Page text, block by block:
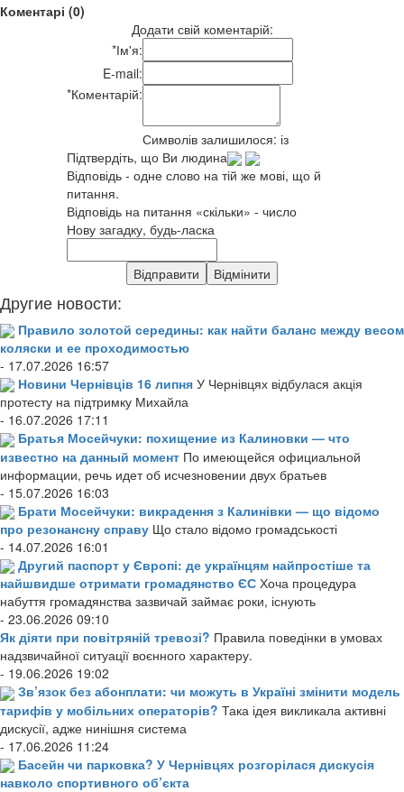
Коментарі (0)
Додати свій коментарій:
*Ім'я:
E-mail:
*Коментарій:
Символів залишилося: із
Підтвердіть, що Ви людина
Відповідь - одне слово на тій же мові, що й
питання.
Відповідь на питання «скільки» - число
Нову загадку, будь-ласка
Другие новости:
Правило золотой середины: как найти баланс между весом
коляски и ее проходимостью
- 17.07.2026 16:57
Новини Чернівців 16 липня У Чернівцях відбулася акція
протесту на підтримку Михайла
- 16.07.2026 17:11
Братья Мосейчуки: похищение из Калиновки — что
известно на данный момент По имеющейся официальной
информации, речь идет об исчезновении двух братьев
- 15.07.2026 16:03
Брати Мосейчуки: викрадення з Калинівки — що відомо
про резонансну справу Що стало відомо громадськості
- 14.07.2026 16:01
Другий паспорт у Європі: де українцям найпростіше та
найшвидше отримати громадянство ЄС Хоча процедура
набуття громадянства зазвичай займає роки, існують
- 23.06.2026 09:10
Як діяти при повітряній тревозі? Правила поведінки в умовах
надзвичайної ситуації воєнного характеру.
- 19.06.2026 19:02
Зв’язок без абонплати: чи можуть в Україні змінити модель
тарифів у мобільних операторів? Така ідея викликала активні
дискусії, адже нинішня система
- 17.06.2026 11:24
Басейн чи парковка? У Чернівцях розгорілася дискусія
навколо спортивного об’єкта